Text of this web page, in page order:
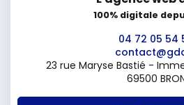
100% digitale
04 72 05 54
23 rue Maryse Bastié -
69500